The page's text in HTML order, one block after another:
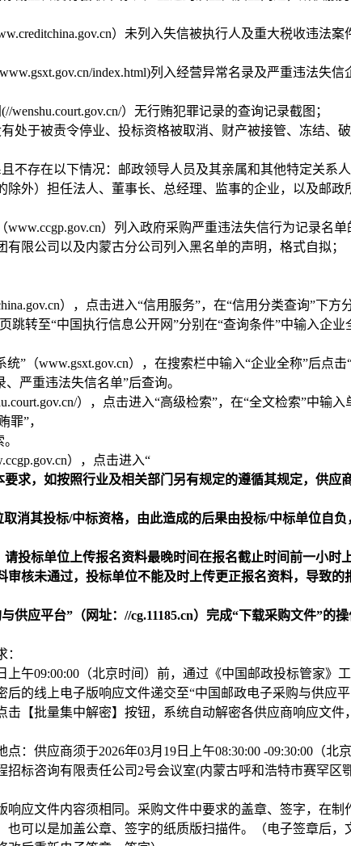
）未列入失信被执行人及重大税收违法
index.html)列入经营异常名录及严重违法失信
wenshu.court.gov.cn/）无行贿犯罪记录的查询记录截图；
有处于被责令停业、投标资格被取消、财产被接管、冻结、
不存在以下情况：邮政领导人员及其亲属和其他特定关系
除外）担任法人、董事长、总经理、监事的企业，以及邮政
www.ccgp.gov.cn）列入政府采购严重违法失信行为记录名单
有限公司以及内蒙古分公司列入黑名单的声明，格式自拟；
），点击进入“信用服务”，在“信用分类查询”下方
跳转至“中国执行信息公开网”分别在“查询条件”中输入企业
统”（www.gsxt.gov.cn），在搜索栏中输入“企业全称”后点
严重违法失信名单”后查询。
），点击进入“高级检索”，在“全文检索”中输
罪”，
），点击进入“
求，如按照行业及相关部门另有规定的遵循其规定，供应
消其投标/中标资格，由此造成的后果由投标/中标单位自
投标单位上传报名资料最晚时间在报名截止时间前一小时
审核未通过，投标单位不能及时上传更正报名资料，导致的
供应平台”（网址：//cg.11185.cn）完成“下载采购文件”的操
上午09:00:00（北京时间）前，通过《中国邮政投标管家》
的线上电子版响应文件递交至“中国邮政电子采购与供应
击【批量集中解密】按钮，系统自动解密各供应商响应文件
：供应商须于2026年03月19日上午08:30:00 -09:30:00（北
标咨询有限责任公司2号会议室(内蒙古呼和浩特市赛罕区
响应文件内容须相同。采购文件中要求的盖章、签字，在制
也可以是加盖公章、签字的纸质版扫描件。（电子签章后，